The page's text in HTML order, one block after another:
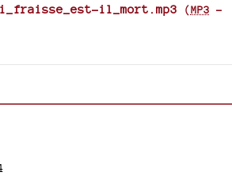
il_mort.mp3 (MP3 -